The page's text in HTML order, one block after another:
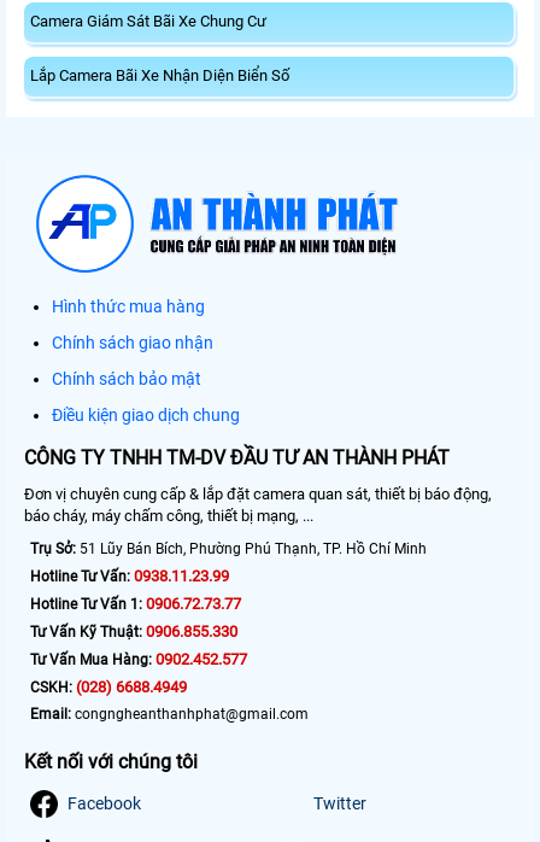
Camera Giám Sát Bãi Xe Chung Cư
Lắp Camera Bãi Xe Nhận Diện Biển Số
Hình thức mua hàng
Chính sách giao nhận
Chính sách bảo mật
Điều kiện giao dịch chung
CÔNG TY TNHH TM-DV ĐẦU TƯ AN THÀNH PHÁT
Đơn vị chuyên cung cấp & lắp đặt camera quan sát, thiết bị báo động,
báo cháy, máy chấm công, thiết bị mạng, ...
Trụ Sở: 51 Lũy Bán Bích, Phường Phú Thạnh, TP. Hồ Chí Minh
Hotline Tư Vấn: 0938.11.23.99
Hotline Tư Vấn 1: 0906.72.73.77
Tư Vấn Kỹ Thuật: 0906.855.330
Tư Vấn Mua Hàng: 0902.452.577
CSKH: (028) 6688.4949
Email: congngheanthanhphat@gmail.com
Kết nối với chúng tôi
Facebook Twitter